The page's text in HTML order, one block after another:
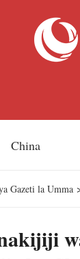
China
Gazeti la Umma